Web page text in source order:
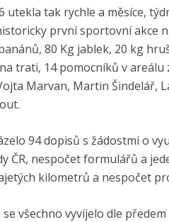
utekla tak rychle a měsíce,
první sportovní akce
80 Kg jablek, 20 kg
trati, 14 pomocníků v
Marvan, Martin Šindelář,
94 dopisů s žádostmi o
ČR, nespočet formulářů a
kilometrů a nespočet
se všechno vyvíjelo dle